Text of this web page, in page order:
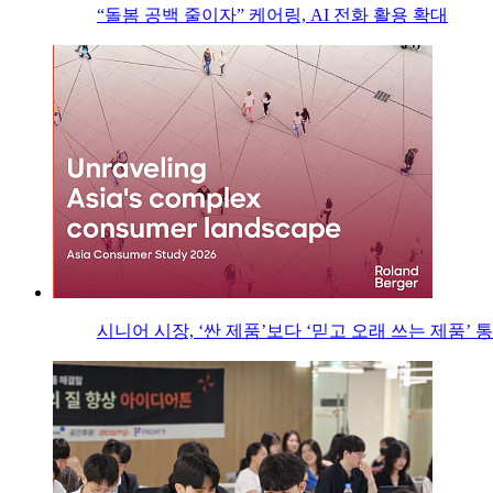
“돌봄 공백 줄이자” 케어링, AI 전화 활용 확대
시니어 시장, ‘싼 제품’보다 ‘믿고 오래 쓰는 제품’